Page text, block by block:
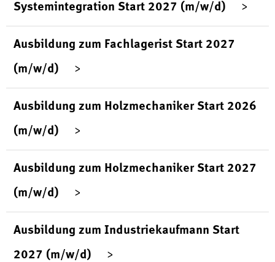
Systemintegration Start 2027 (m/w/d)
Ausbildung zum Fachlagerist Start 2027
(m/w/d)
Ausbildung zum Holzmechaniker Start 2026
(m/w/d)
Ausbildung zum Holzmechaniker Start 2027
(m/w/d)
Ausbildung zum Industriekaufmann Start
2027 (m/w/d)